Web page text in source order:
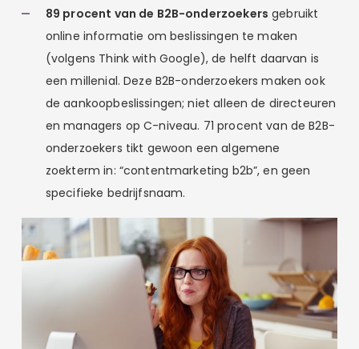
89 procent van de B2B-onderzoekers gebruikt
online informatie om beslissingen te maken
(volgens Think with Google), de helft daarvan is
een millenial. Deze B2B-onderzoekers maken ook
de aankoopbeslissingen; niet alleen de directeuren
en managers op C-niveau. 71 procent van de B2B-
onderzoekers tikt gewoon een algemene
zoekterm in: “contentmarketing b2b”, en geen
specifieke bedrijfsnaam.